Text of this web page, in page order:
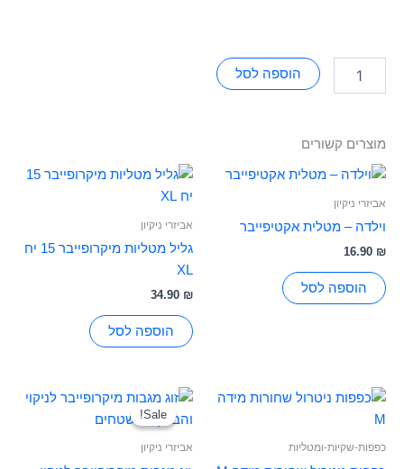
הוספה לסל
מוצרים קשורים
אביזרי ניקיון
וילדה – מטלית אקטיפייבר
16.90 ₪
הוספה לסל
אביזרי ניקיון
גליל מטליות מיקרופייבר 15 יח
XL
34.90 ₪
הוספה לסל
כפפות-שקיות-ומטליות
Sale!
Sale!
אביזרי ניקיון
המחיר
המקורי
היה:
המחיר
הנוכחי
הוא: